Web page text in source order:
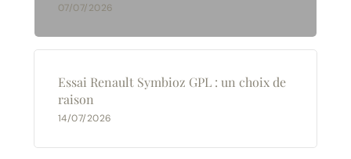
07/07/2026
Essai Renault Symbioz GPL : un choix de
raison
14/07/2026